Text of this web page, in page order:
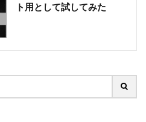
ト用として試してみた